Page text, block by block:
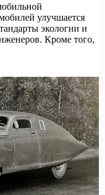
улучшается
экологии и
Кроме того,